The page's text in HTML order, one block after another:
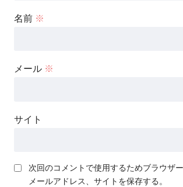
名前 ※
メール ※
サイト
次回のコメントで使用するためブラウザ
メールアドレス、サイトを保存する。